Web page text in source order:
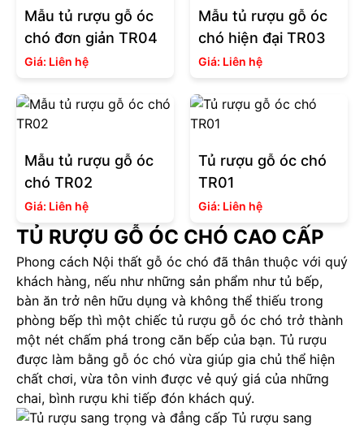
Mẫu tủ rượu gỗ óc
chó đơn giản TR04
Giá: Liên hệ
Mẫu tủ rượu gỗ óc
chó hiện đại TR03
Giá: Liên hệ
Mẫu tủ rượu gỗ óc
chó TR02
Giá: Liên hệ
Tủ rượu gỗ óc chó
TR01
Giá: Liên hệ
TỦ RƯỢU GỖ ÓC CHÓ CAO CẤP
Phong cách Nội thất gỗ óc chó đã thân thuộc với quý
khách hàng, nếu như những sản phẩm như tủ bếp,
bàn ăn trở nên hữu dụng và không thể thiếu trong
phòng bếp thì một chiếc tủ rượu gỗ óc chó trở thành
một nét chấm phá trong căn bếp của bạn. Tủ rượu
được làm bằng gỗ óc chó vừa giúp gia chủ thể hiện
chất chơi, vừa tôn vinh được vẻ quý giá của những
chai, bình rượu khi tiếp đón khách quý.
Tủ rượu sang